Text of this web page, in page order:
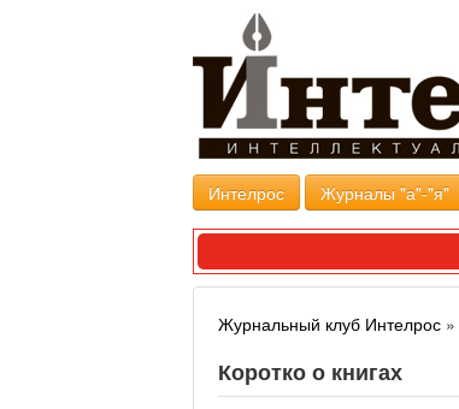
Интелрос Журналы "а"-"я"
Журнальный клуб Интелрос »
Коротко о книгах